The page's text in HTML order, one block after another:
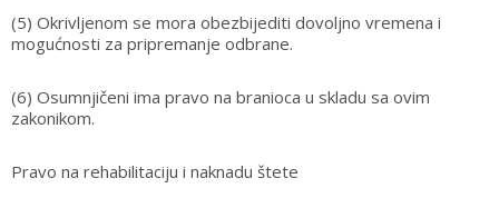
(5) Okrivljenom se mora obezbijediti dovoljno vremena i
mogućnosti za pripremanje odbrane.
(6) Osumnjičeni ima pravo na branioca u skladu sa ovim
zakonikom.
Pravo na rehabilitaciju i naknadu štete